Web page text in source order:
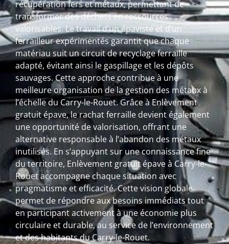
récupération fers et métaux, permettant de
transformer des déchets en ressources
valorisables. Le travail d’un épaviste et d’un
ferrailleur expérimentés garantit que chaque
matériau suit un circuit de recyclage ferraille
adapté, évitant ainsi le gaspillage et les dépôts
sauvages. Cette approche contribue à une
meilleure organisation de la gestion des métaux à
l’échelle du Carry-le-Rouet. Grâce à Enlèvement
gratuit épave, le rachat ferraille devient également
une opportunité de valorisation, offrant une
alternative responsable à l’abandon des métaux
inutilisés. En s’appuyant sur une connaissance fine
du territoire, Enlèvement gratuit épave à Carry-le-
Rouet accompagne chaque situation avec
pragmatisme et efficacité. Cette vision globale
permet de répondre aux besoins immédiats tout
en participant activement à une économie plus
circulaire et durable, au service de l’environnement
et des habitants du Carry-le-Rouet.